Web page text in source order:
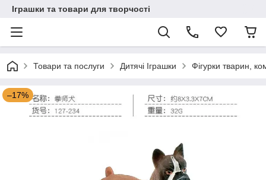
Іграшки та товари для творчості
Товари та послуги Дитячі Іграшки Фігурки тварин,
–17%